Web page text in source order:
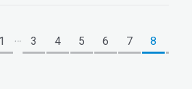
1 … 3 4 5 6 7 8